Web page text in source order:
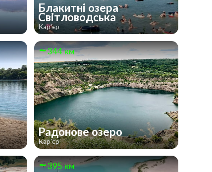
Блакитні озера
Світловодська
Кар'єр
344 км
Радонове озеро
Кар'єр
395 км